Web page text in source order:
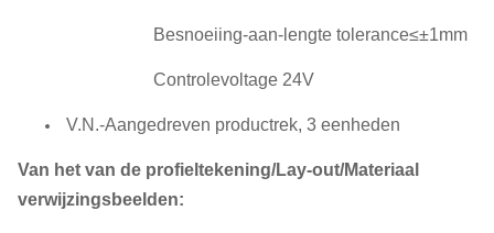
Besnoeiing-aan-lengte tolerance≤±1mm
Controlevoltage 24V
V.N.-Aangedreven productrek, 3 eenheden
Van het van de profieltekening/Lay-out/Materiaal
verwijzingsbeelden: